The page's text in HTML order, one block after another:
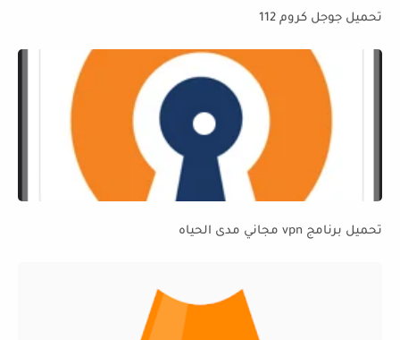
تحميل جوجل كروم 112
تحميل برنامج vpn مجاني مدى الحياه